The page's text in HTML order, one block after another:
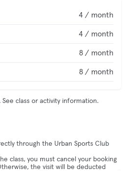
4 / month
4 / month
8 / month
8 / month
See class or activity information.
through the Urban Sports Club
class, you must cancel your booking
the visit will be deducted